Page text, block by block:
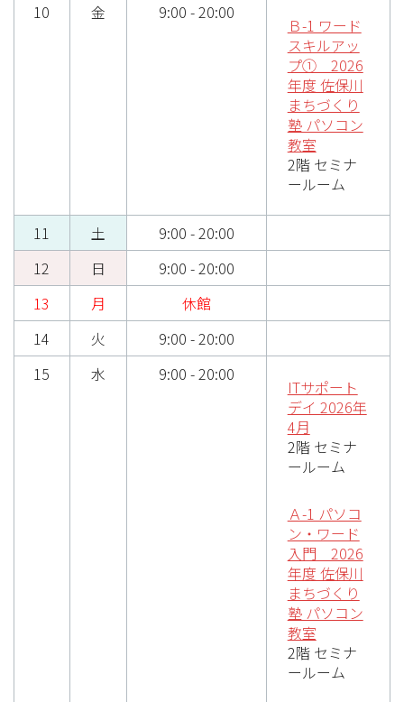
10 金 9:00 - 20:00
Ｂ-1 ワード
スキルアッ
プ① 2026
年度 佐保川
まちづくり
塾 パソコン
教室
2階 セミナ
ールーム
11 土
9:00 - 20:00
12
日
9:00 - 20:00
13
月
休館
14
火
9:00 - 20:00
15
水 9:00 - 20:00
ITサポート
デイ 2026年
4月
2階 セミナ
ールーム
Ａ-1 パソコ
ン・ワード
入門 2026
年度 佐保川
まちづくり
塾 パソコン
教室
2階 セミナ
ールーム